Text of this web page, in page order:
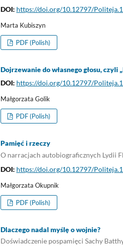
DOI: https://doi.org/10.12797/
Marta Kubiszyn
PDF (Polish)
Dojrzewanie do własnego głosu, czyli
DOI: https://doi.org/10.12797/
Małgorzata Golik
PDF (Polish)
Pamięć i rzeczy
O narracjach autobiograficznych Lydii
DOI: https://doi.org/10.12797/
Małgorzata Okupnik
PDF (Polish)
Dlaczego nadal myślę o wojnie?
Doświadczenie pospamięci Sachy